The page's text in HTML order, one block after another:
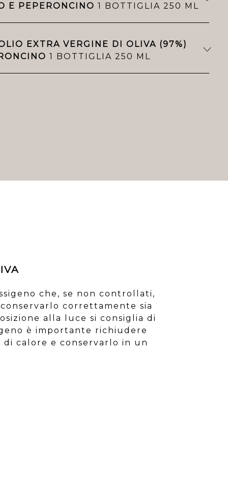
E PEPERONCINO 1 BOTTIGLIA 250 ML
EXTRA VERGINE DI OLIVA (97%)
1 BOTTIGLIA 250 ML
che, se non controllati,
correttamente sia
alla luce si consiglia di
è importante richiudere
calore e conservarlo in un